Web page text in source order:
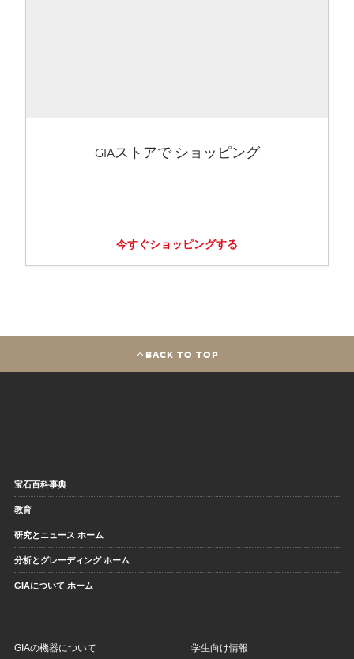
GIAストアで ショッピング
今すぐショッピングする
BACK TO TOP
宝石百科事典
教育
研究とニュース ホーム
分析とグレーディング ホーム
GIAについて ホーム
GIAの機器について 学生向け情報